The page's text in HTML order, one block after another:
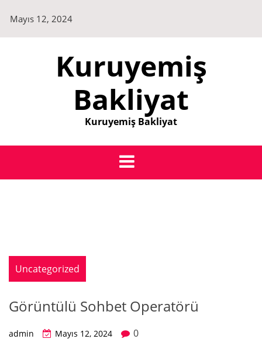
content
Mayıs 12, 2024
Kuruyemiş
Bakliyat
Kuruyemiş Bakliyat
Uncategorized
Görüntülü Sohbet Operatörü
admin Mayıs 12, 2024 0